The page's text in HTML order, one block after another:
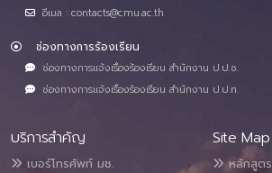
อีเมล : contacts@cmu.ac.th
ช่องทางการร้องเรียน
ช่องทางการแจ้งเรื่องร้องเรียน สำนักงาน ป.ป.ช.
ช่องทางการแจ้งเรื่องร้องเรียน สำนักงาน ป.ป.ท.
บริการสำคัญ
เบอร์โทรศัพท์ มช.
Site Map
หลักสูตร